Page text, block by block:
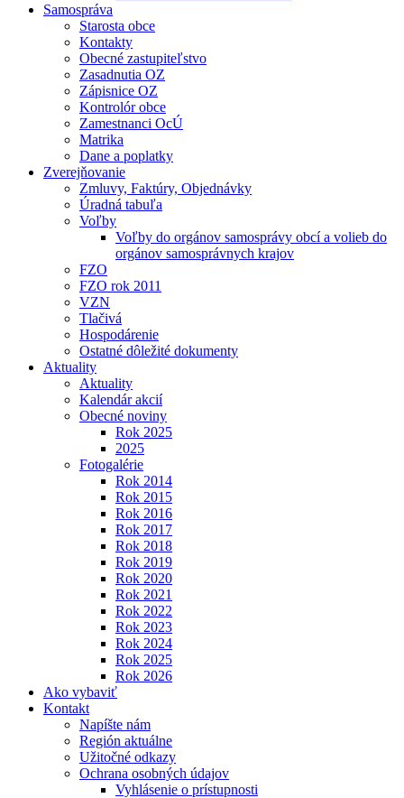
Samospráva
Starosta obce
Kontakty
Obecné zastupiteľstvo
Zasadnutia OZ
Zápisnice OZ
Kontrolór obce
Zamestnanci OcÚ
Matrika
Dane a poplatky
Zverejňovanie
Zmluvy, Faktúry, Objednávky
Úradná tabuľa
Voľby
Voľby do orgánov samosprávy obcí a volieb do
orgánov samosprávnych krajov
FZO
FZO rok 2011
VZN
Tlačivá
Hospodárenie
Ostatné dôležité dokumenty
Aktuality
Aktuality
Kalendár akcií
Obecné noviny
Rok 2025
2025
Fotogalérie
Rok 2014
Rok 2015
Rok 2016
Rok 2017
Rok 2018
Rok 2019
Rok 2020
Rok 2021
Rok 2022
Rok 2023
Rok 2024
Rok 2025
Rok 2026
Ako vybaviť
Kontakt
Napíšte nám
Región aktuálne
Užitočné odkazy
Ochrana osobných údajov
Vyhlásenie o prístupnosti